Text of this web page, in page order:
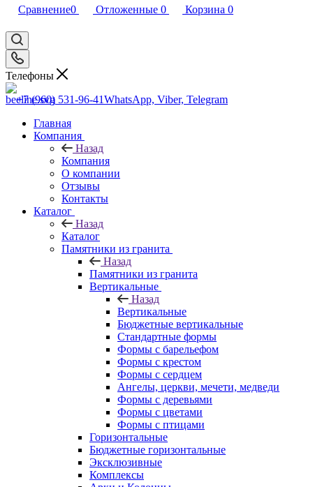
Сравнение0 Отложенные 0 Корзина 0
Телефоны
+7 (960) 531-96-41WhatsApp, Viber, Telegram
Главная
Компания
Назад
Компания
О компании
Отзывы
Контакты
Каталог
Назад
Каталог
Памятники из гранита
Назад
Памятники из гранита
Вертикальные
Назад
Вертикальные
Бюджетные вертикальные
Стандартные формы
Формы с барельефом
Формы с крестом
Формы с сердцем
Ангелы, церкви, мечети, медведи
Формы с деревьями
Формы с цветами
Формы с птицами
Горизонтальные
Бюджетные горизонтальные
Эксклюзивные
Комплексы